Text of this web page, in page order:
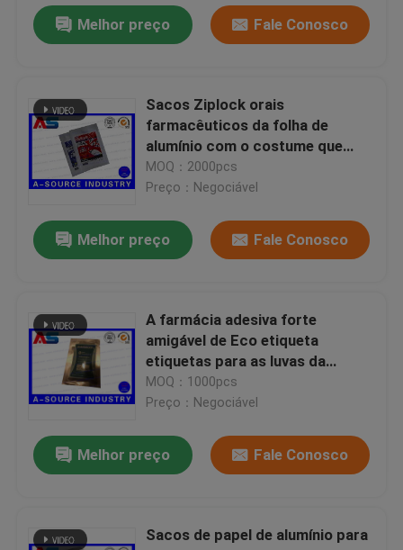
etiquetas do tubo de ensaio 10mL
Etiquetas pequenas da garrafa
Etiquetas holográficas feitas sob encomenda
tubos de ensaio de vidro pequenos
Garrafas de comprimido plásticas
Sacos de folha de alumínio
empacotamento plástico da bolha
Melhor preço Fale Conosco
Sacos Ziplock orais
farmacêuticos da folha de
alumínio com o costume que
etiqueta o empacotamento
MOQ：2000pcs
Preço：Negociável
Melhor preço Fale Conosco
A farmácia adesiva forte
amigável de Eco etiqueta
etiquetas para as luvas da
medicina/produto
químico/alimento/folha de
MOQ：1000pcs
Preço：Negociável
Melhor preço Fale Conosco
Sacos de papel de alumínio para